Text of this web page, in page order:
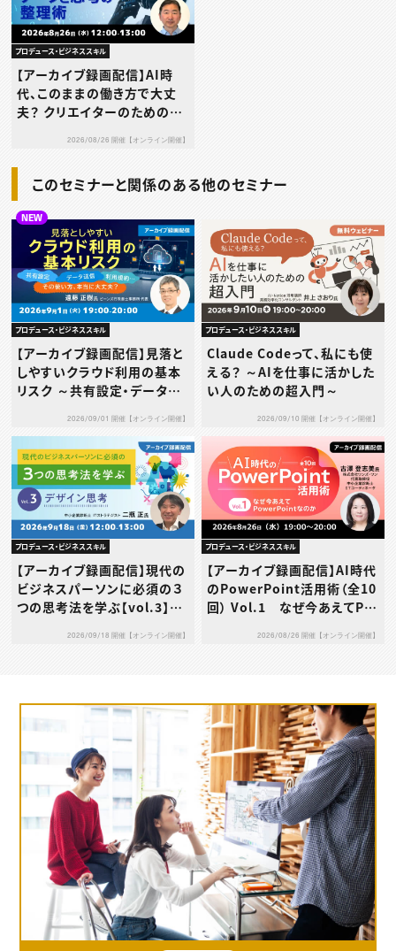
プロデュース・ビジネススキル
【アーカイブ録画配信】AI時
代、このままの働き方で大丈
夫？ クリエイターのためのデ
2026/08/26 開催【オンライン開催】
このセミナーと関係のある他のセミナー
NEW
プロデュース・ビジネススキル
【アーカイブ録画配信】見落と
しやすいクラウド利用の基本
リスク ～共有設定・データ送
当に大丈夫？～2026/09/01 開催【オンライン開催】
プロデュース・ビジネススキル
Claude Codeって、私にも使
える？ ～AIを仕事に活かした
い人のための超入門～
2026/09/10 開催【オンライン開催】
プロデュース・ビジネススキル
【アーカイブ録画配信】現代の
ビジネスパーソンに必須の３
つの思考法を学ぶ【vol.3】デ
2026/09/18 開催【オンライン開催】
プロデュース・ビジネススキル
【アーカイブ録画配信】AI時代
のPowerPoint活用術（全10
回） Vol.1 なぜ今あえてPo
2026/08/26 開催【オンライン開催】